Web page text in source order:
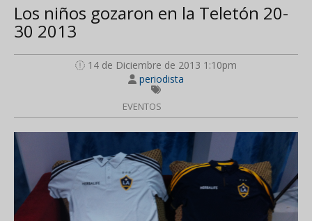
Los niños gozaron en la Teletón 20-
30 2013
14 de Diciembre de 2013 1:10pm
periodista
EVENTOS